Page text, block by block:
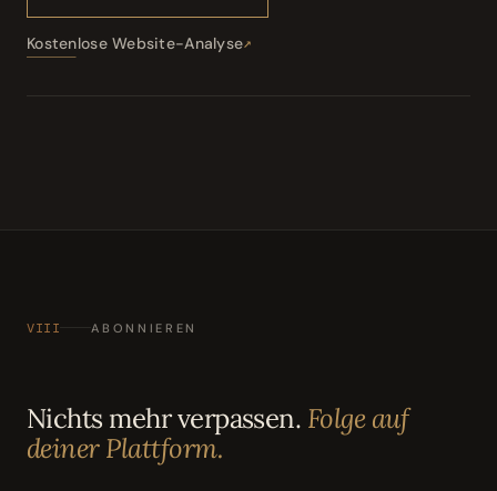
Kostenlose Website-Analyse
VIII ABONNIEREN
Nichts mehr verpassen. Folge auf
deiner Plattform.